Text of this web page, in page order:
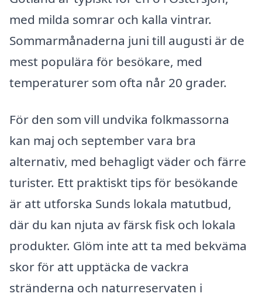
med milda somrar och kalla vintrar.
Sommarmånaderna juni till augusti är de
mest populära för besökare, med
temperaturer som ofta når 20 grader.
För den som vill undvika folkmassorna
kan maj och september vara bra
alternativ, med behagligt väder och färre
turister. Ett praktiskt tips för besökande
är att utforska Sunds lokala matutbud,
där du kan njuta av färsk fisk och lokala
produkter. Glöm inte att ta med bekväma
skor för att upptäcka de vackra
stränderna och naturreservaten i